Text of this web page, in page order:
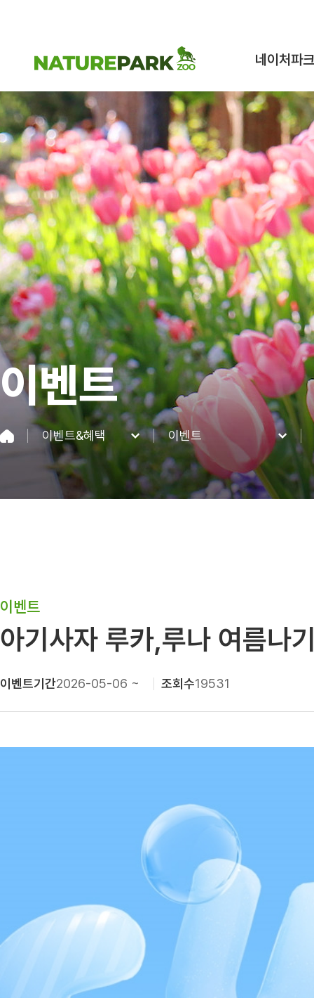
네이처파크
네이처파크 이
구조동물 스토
시설안내
이벤트
이벤트&혜택
네이처파크
이용정보
이벤트
이벤트
혜택
이벤트
아기사자 루카,루나 여름나
이벤트기간2026-05-06 ~ 조회수19531